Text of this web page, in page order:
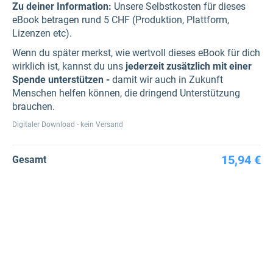
Zu deiner Information: Unsere Selbstkosten für dieses
eBook betragen rund 5 CHF (Produktion, Plattform,
Lizenzen etc).
Wenn du später merkst, wie wertvoll dieses eBook für dich
wirklich ist, kannst du uns jederzeit zusätzlich mit einer
Spende unterstützen - damit wir auch in Zukunft
Menschen helfen können, die dringend Unterstützung
brauchen.
Digitaler Download - kein Versand
Gesamt 15,94 €